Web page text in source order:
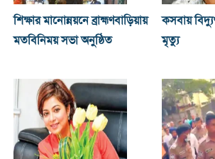
শিক্ষার মানোন্নয়নে ব্রাহ্মণবাড়িয়ায়
মতবিনিময় সভা অনুষ্ঠিত
কসবায়
মৃত্যু